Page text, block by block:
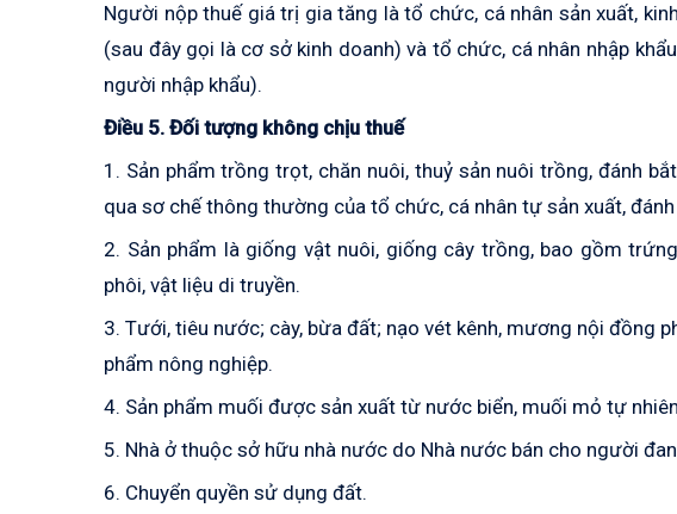
Người nộp thuế giá trị gia tăng là tổ chức, cá nhân sản xuất,
(sau đây gọi là cơ sở kinh doanh) và tổ chức, cá nhân nhập
người nhập khẩu).
Điều 5. Đối tượng không chịu thuế
1. Sản phẩm trồng trọt, chăn nuôi, thuỷ sản nuôi trồng, đánh
qua sơ chế thông thường của tổ chức, cá nhân tự sản xuất, đánh
2. Sản phẩm là giống vật nuôi, giống cây trồng, bao gồm
phôi, vật liệu di truyền.
3. Tưới, tiêu nước; cày, bừa đất; nạo vét kênh, mương nội đồng
phẩm nông nghiệp.
4. Sản phẩm muối được sản xuất từ nước biển, muối mỏ tự
5. Nhà ở thuộc sở hữu nhà nước do Nhà nước bán cho người
6. Chuyển quyền sử dụng đất.